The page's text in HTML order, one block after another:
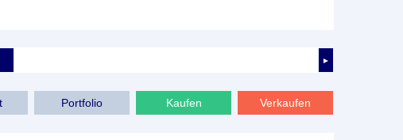
►
Verkaufen
Kaufen
Portfolio